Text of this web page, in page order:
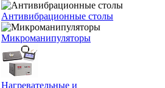
Антивибрационные столы
Микроманипуляторы
Нагревательные и